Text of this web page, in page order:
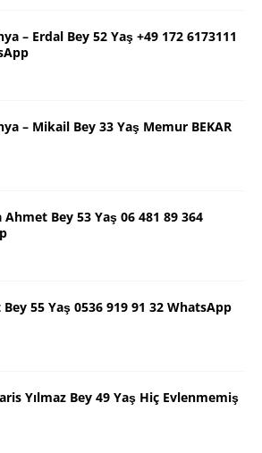
– Erdal Bey 52 Yaş +49 172 6173111
– Mikail Bey 33 Yaş Memur BEKAR
Bey 53 Yaş 06 481 89 364
55 Yaş 0536 919 91 32 WhatsApp
Yılmaz Bey 49 Yaş Hiç Evlenmemiş